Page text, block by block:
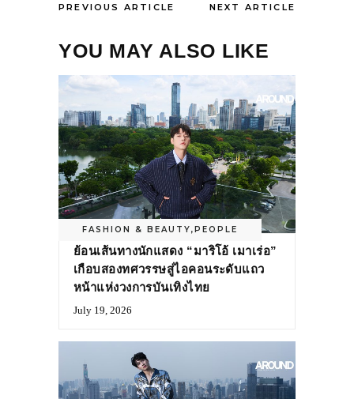
PREVIOUS ARTICLE NEXT ARTICLE
YOU MAY ALSO LIKE
FASHION & BEAUTY,PEOPLE
ย้อนเส้นทางนักแสดง “มาริโอ้ เมาเร่อ”
เกือบสองทศวรรษสู่ไอคอนระดับแถว
หน้าแห่งวงการบันเทิงไทย
July 19, 2026